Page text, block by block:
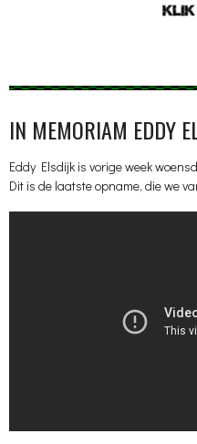
IN MEMORIAM EDDY
Eddy Elsdijk is vorige week
Dit is de laatste opname, die we